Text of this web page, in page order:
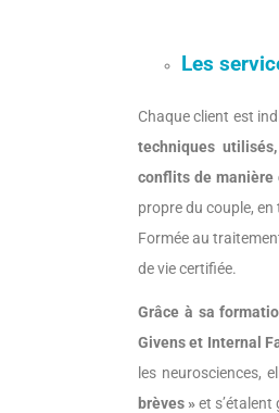
Les
Chaque client est
techniques
conflits de manière
propre du couple,
Formée au
de vie certifiée.
Grâce à sa
Givens et Internal
les neurosciences,
brèves »et s’étalent